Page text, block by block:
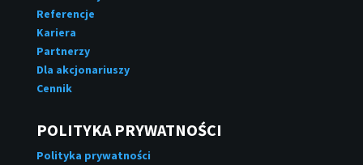
Referencje
Kariera
Partnerzy
Dla akcjonariuszy
Cennik
POLITYKA PRYWATNOŚCI
Polityka prywatności